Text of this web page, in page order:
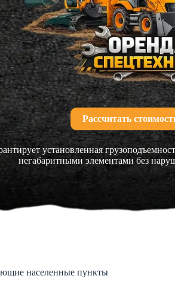
Рассчитать
установленная
негабаритными элементами без
населенные пункты